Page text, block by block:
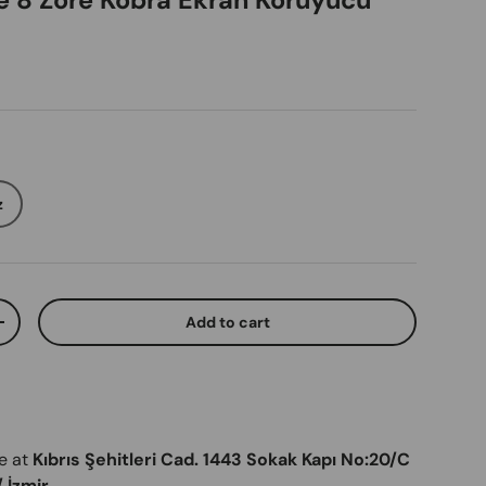
quantity Add to cart
at Kıbrıs Şehitleri Cad. 1443 Sokak Kapı No:20/C